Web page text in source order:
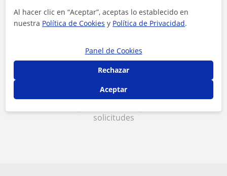
<4h
solicitudes
Al hacer clic en “Aceptar”, aceptas lo establecido en
nuestra Política de Cookies y Política de Privacidad.
Panel de Cookies
Rechazar
Aceptar